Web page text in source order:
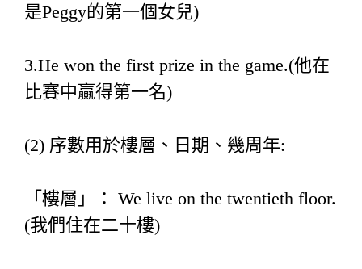
是Peggy的第一個女兒)
3.He won the first prize in the game.(他在
比賽中贏得第一名)
(2) 序數用於樓層、日期、幾周年:
「樓層」： We live on the twentieth floor.
(我們住在二十樓)